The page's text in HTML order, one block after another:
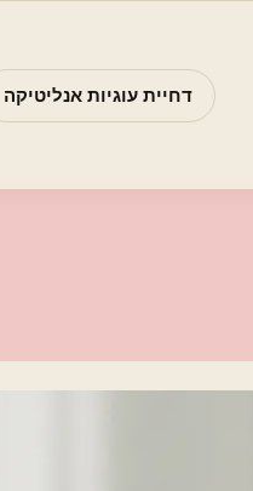
דחיית עוגיות אנליטיקה